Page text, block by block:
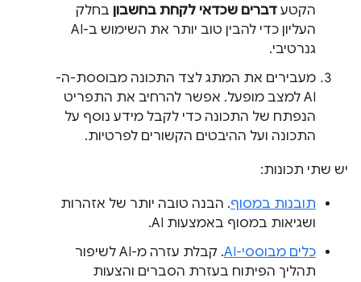
הקטע דברים שכדאי לקחת בחשבון בחלק
העליון כדי להבין טוב יותר את השימוש ב-AI
גנרטיבי.
מעבירים את המתג לצד התכונה מבוססת-ה-
AI למצב מופעל. אפשר להרחיב את התפריט
הנפתח של התכונה כדי לקבל מידע נוסף על
התכונה ועל ההיבטים הקשורים לפרטיות.
יש שתי תכונות:
תובנות במסוף. הבנה טובה יותר של אזהרות
ושגיאות במסוף באמצעות AI.
כלים מבוססי-AI
. קבלת עזרה מ-AI לשיפור
תהליך הפיתוח בעזרת הסברים והצעות